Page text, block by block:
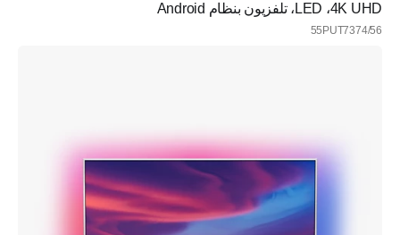
4K UHD،‏ LED، تلفزيون بنظام Android
55PUT7374/56